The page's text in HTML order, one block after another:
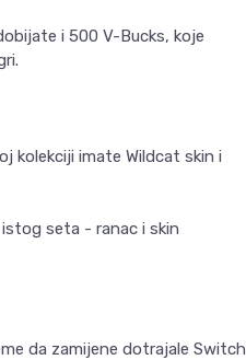
i 500 V-Bucks, koje
kolekciji imate Wildcat skin i
seta - ranac i skin
da zamijene dotrajale Switch